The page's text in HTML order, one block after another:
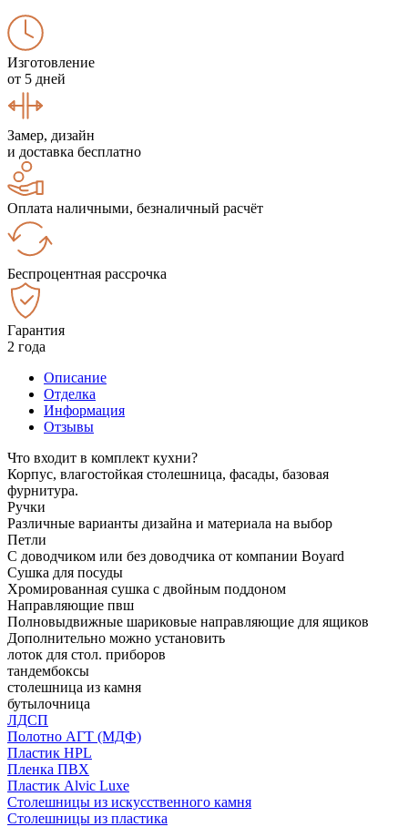
Изготовление
от 5 дней
Замер, дизайн
и доставка бесплатно
Оплата наличными, безналичный расчёт
Беспроцентная рассрочка
Гарантия
2 года
Описание
Отделка
Информация
Отзывы
Что входит в комплект кухни?
Корпус, влагостойкая столешница, фасады, базовая
фурнитура.
Ручки
Различные варианты дизайна и материала на выбор
Петли
С доводчиком или без доводчика от компании Boyard
Сушка для посуды
Хромированная сушка с двойным поддоном
Направляющие пвш
Полновыдвижные шариковые направляющие для ящиков
Дополнительно можно установить
лоток для стол. приборов
тандембоксы
столешница из камня
бутылочница
ЛДСП
Полотно АГТ (МДФ)
Пластик HPL
Пленка ПВХ
Пластик Alvic Luxe
Столешницы из искусственного камня
Столешницы из пластика